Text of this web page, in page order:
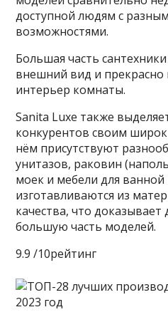
доступной людям с
возможностями.
Большая часть
внешний вид и прекрасно
интерьер комнаты.
Sanita Luxe также
конкурентов своим
нём присутствуют
унитазов, раковин
моек и мебели для
изготавливаются из
качества, что доказывает
большую часть моделей.
9.9 /10рейтинг